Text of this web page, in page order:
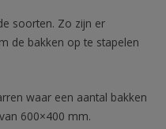
soorten. Zo zijn er
de bakken op te stapelen
waar een aantal bakken
600×400 mm.